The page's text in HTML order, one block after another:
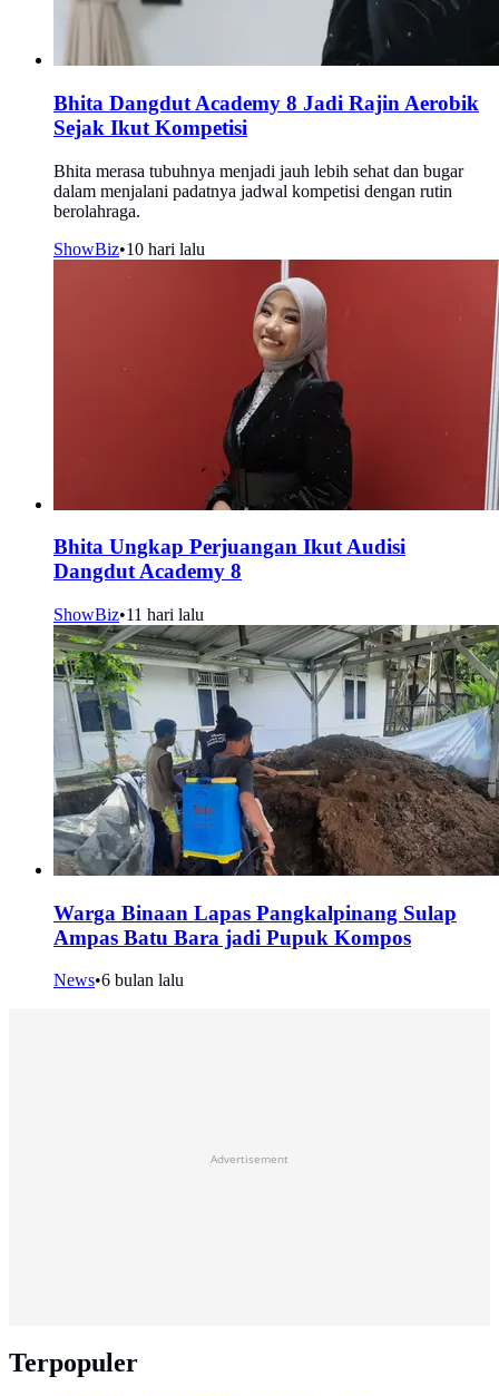
Bhita Dangdut Academy 8 Jadi Rajin Aerobik
Sejak Ikut Kompetisi
Bhita merasa tubuhnya menjadi jauh lebih sehat dan bugar
dalam menjalani padatnya jadwal kompetisi dengan rutin
berolahraga.
ShowBiz•10 hari lalu
Bhita Ungkap Perjuangan Ikut Audisi
Dangdut Academy 8
ShowBiz•11 hari lalu
Warga Binaan Lapas Pangkalpinang Sulap
Ampas Batu Bara jadi Pupuk Kompos
News•6 bulan lalu
Advertisement
Terpopuler